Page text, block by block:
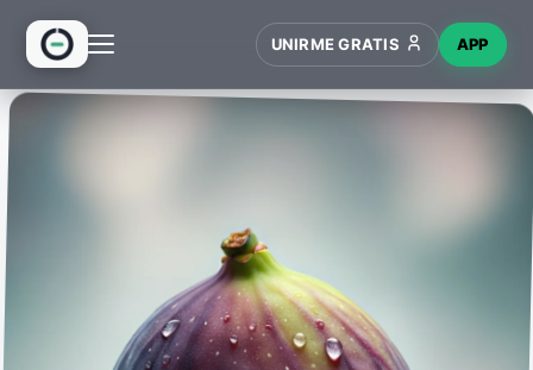
INICIO
HUB
WIKI
UNIRME GRATIS APP